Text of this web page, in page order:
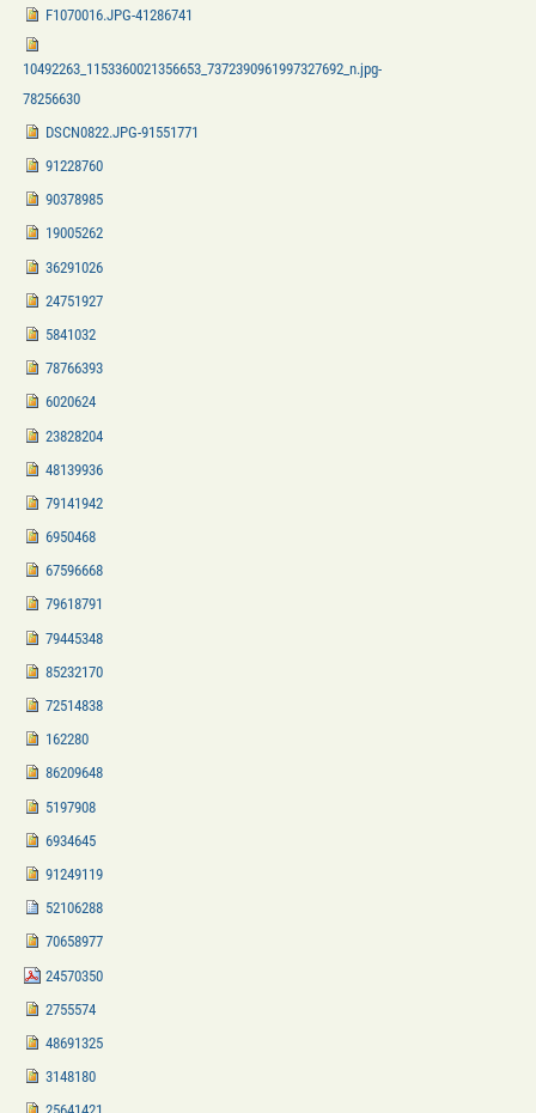
F1070016.JPG-41286741
10492263_1153360021356653_7372390961997327692_n.jpg-
78256630
DSCN0822.JPG-91551771
91228760
90378985
19005262
36291026
24751927
5841032
78766393
6020624
23828204
48139936
79141942
6950468
67596668
79618791
79445348
85232170
72514838
162280
86209648
5197908
6934645
91249119
52106288
70658977
24570350
2755574
48691325
3148180